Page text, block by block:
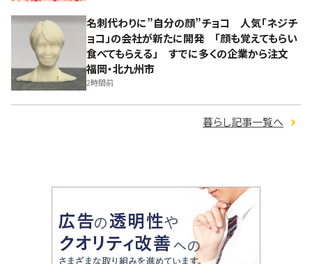
名刺代わりに”自分の顔”チョコ 人気「ネジチ
ョコ」の会社が新たに開発 「顔も覚えてもらい
食べてもらえる」 すでに多くの企業から注文
福岡・北九州市
2時間前
暮らし記事一覧へ